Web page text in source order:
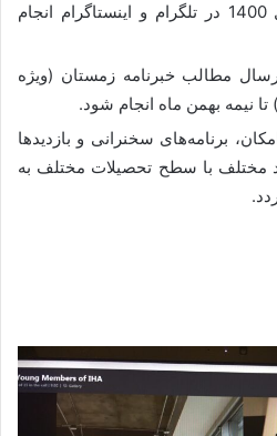
کمیته و انجمن در سال 1400 در تلگرام و اینستاگرام انجام
مطالب خبرنامه زمستان (ویژه
نیمه بهمن ماه انجام شود.
برنامه‌های سخنرانی و بازدید‌ها
مختلف با سطح تحصیلات مختلف به